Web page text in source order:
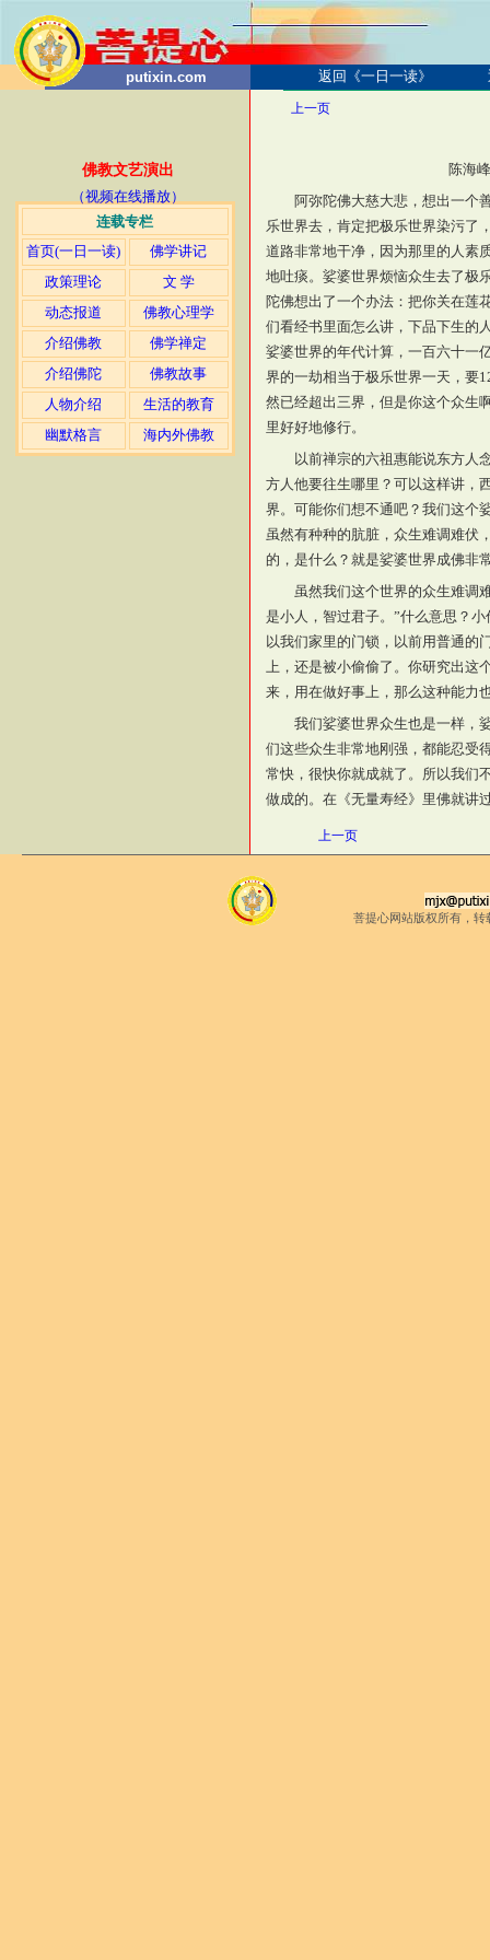
putixin.com 返回《一日一读》
佛教文艺演出
（视频在线播放）
连载专栏
首页(一日一读)
佛学讲记
政策理论
文 学
动态报道
佛教心理学
介绍佛教
佛学禅定
介绍佛陀
佛教故事
人物介绍
生活的教育
幽默格言
海内外佛教
上一页
陈海
阿弥陀佛大慈大悲，想出一个
乐世界去，肯定把极乐世界染污了
道路非常地干净，因为那里的人素
地吐痰。娑婆世界烦恼众生去了极
陀佛想出了一个办法：把你关在莲
们看经书里面怎么讲，下品下生的
娑婆世界的年代计算，一百六十一
界的一劫相当于极乐世界一天，要
然已经超出三界，但是你这个众生
里好好地修行。
以前禅宗的六祖惠能说东方人
方人他要往生哪里？可以这样讲，
界。可能你们想不通吧？我们这个
虽然有种种的肮脏，众生难调难伏
的，是什么？就是娑婆世界成佛非
虽然我们这个世界的众生难调
是小人，智过君子。”什么意思？
以我们家里的门锁，以前用普通的
上，还是被小偷偷了。你研究出这
来，用在做好事上，那么这种能力
我们娑婆世界众生也是一样，
们这些众生非常地刚强，都能忍受
常快，很快你就成就了。所以我们
做成的。在《无量寿经》里佛就讲
上一页
菩提心网站版权所有，